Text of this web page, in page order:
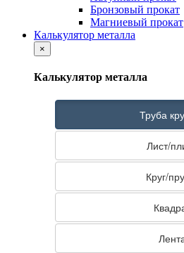
Бронзовый прокат
Магниевый прокат
Калькулятор металла
×
Калькулятор металла